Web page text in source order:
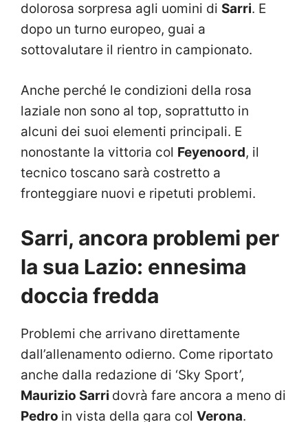
dolorosa sorpresa agli uomini di Sarri. E
dopo un turno europeo, guai a
sottovalutare il rientro in campionato.
Anche perché le condizioni della rosa
laziale non sono al top, soprattutto in
alcuni dei suoi elementi principali. E
nonostante la vittoria col Feyenoord, il
tecnico toscano sarà costretto a
fronteggiare nuovi e ripetuti problemi.
Sarri, ancora problemi per
la sua Lazio: ennesima
doccia fredda
Problemi che arrivano direttamente
dall’allenamento odierno. Come riportato
anche dalla redazione di ‘Sky Sport’,
Maurizio Sarri dovrà fare ancora a meno di
Pedro in vista della gara col Verona.